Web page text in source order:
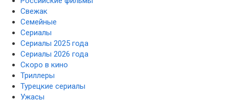
Свежак
Семейные
Сериалы
Сериалы 2025 года
Сериалы 2026 года
Скоро в кино
Триллеры
Турецкие сериалы
Ужасы